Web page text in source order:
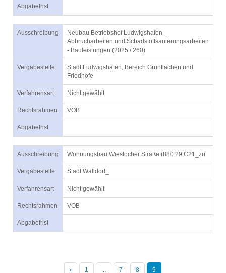
Abgabefrist
Ausschreibung
Neubau Betriebshof Ludwigshafen
Abbrucharbeiten und Schadstoffsanierungsarbeiten
- Bauleistungen (2025 / 260)
Vergabestelle
Stadt Ludwigshafen, Bereich Grünflächen und
Friedhöfe
Verfahrensart Nicht gewählt
Rechtsrahmen VOB
Abgabefrist
Ausschreibung Wohnungsbau Wieslocher Straße (880.29.C21_zi)
Vergabestelle Stadt Walldorf_
Verfahrensart Nicht gewählt
Rechtsrahmen VOB
Abgabefrist
‹ 1 ... 7 8 9